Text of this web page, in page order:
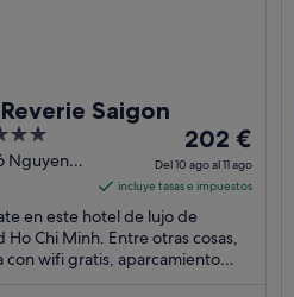
Saigon
Nguyen
El
precio
es
de
202 €
por
202 €
Del 10 ago al 11 ago
incluye tasas e impuestos
en este hotel de lujo de
Ho Chi Minh. Entre otras cosas,
con wifi gratis, aparcamiento